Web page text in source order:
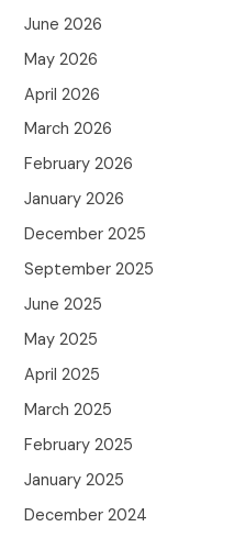
June 2026
May 2026
April 2026
March 2026
February 2026
January 2026
December 2025
September 2025
June 2025
May 2025
April 2025
March 2025
February 2025
January 2025
December 2024